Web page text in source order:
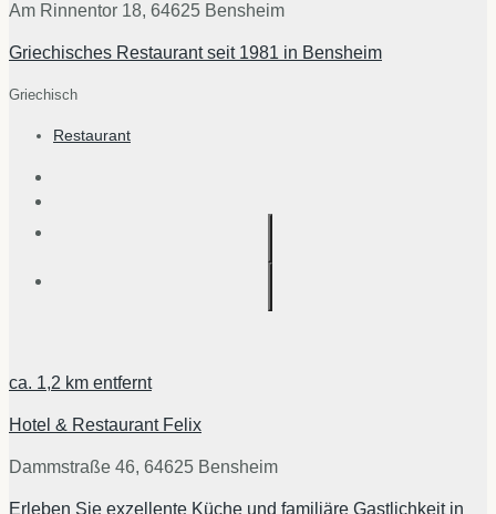
Am Rinnentor 18, 64625 Bensheim
Griechisches Restaurant seit 1981 in Bensheim
Griechisch
Restaurant
ca. 1,2 km entfernt
Hotel & Restaurant Felix
Dammstraße 46, 64625 Bensheim
Erleben Sie exzellente Küche und familiäre Gastlichkeit in